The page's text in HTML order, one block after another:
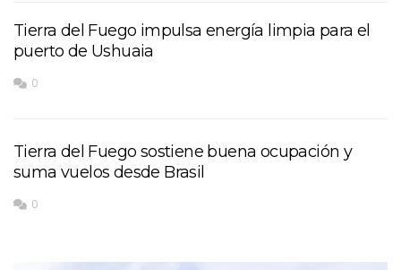
Tierra del Fuego impulsa energía limpia para el
puerto de Ushuaia
0
Tierra del Fuego sostiene buena ocupación y
suma vuelos desde Brasil
0